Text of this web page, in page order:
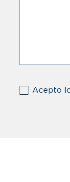
Acepto